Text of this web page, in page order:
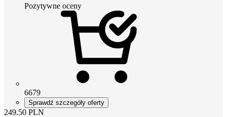
Pozytywne oceny
6679
Sprawdź szczegóły oferty
249.50 PLN